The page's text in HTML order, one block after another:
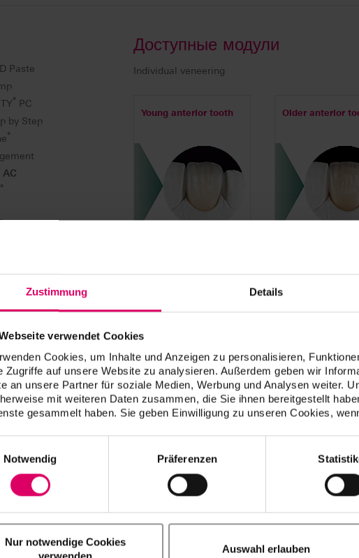
Zustimmung Details
verwendet Cookies
Cookies, um Inhalte und Anzeigen zu personalisieren,
Zugriffe auf unsere Website zu analysieren. Außerdem geben wir
an unsere Partner für soziale Medien, Werbung und Analysen weiter.
mit weiteren Daten zusammen, die Sie ihnen bereitgestellt
gesammelt haben. Sie geben Einwilligung zu unseren Cookies,
Notwendig
Präferenzen
Nur notwendige Cookies
verwenden
Auswahl erlauben
Paste
® PC
by Step
®
AC
®
®
MASTER
UNIQUE
? Один из
ответит
Доступные модули
Individual veneering
Young anterior tooth Older anterior